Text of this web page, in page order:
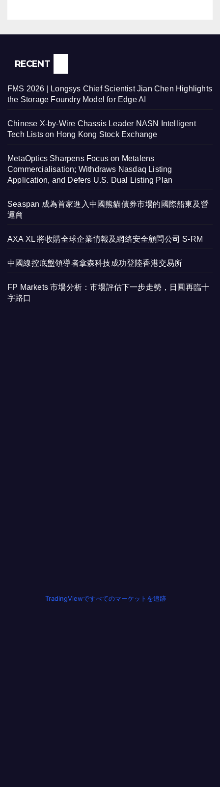
RECENT
FMS 2026 | Longsys Chief Scientist Jian Chen Highlights
the Storage Foundry Model for Edge AI
Chinese X-by-Wire Chassis Leader NASN Intelligent
Tech Lists on Hong Kong Stock Exchange
MetaOptics Sharpens Focus on Metalens
Commercialisation; Withdraws Nasdaq Listing
Application, and Defers U.S. Dual Listing Plan
Seaspan 成為首家進入中國熊貓債券市場的國際船東及營
運商
AXA XL 將收購全球企業情報及網絡安全顧問公司 S-RM
中國線控底盤領導者拿森科技成功登陸香港交易所
FP Markets 市場分析：市場評估下一步走勢，日圓再臨十
字路口
TradingViewですべてのマーケットを追跡